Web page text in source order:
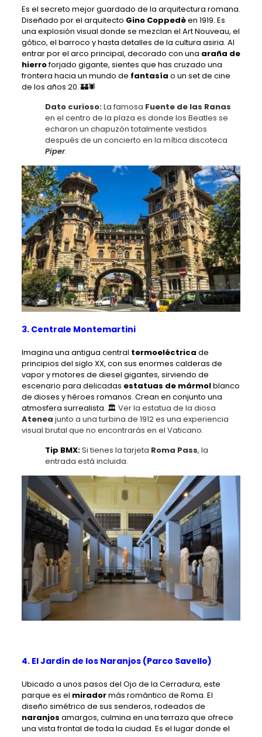
Es el secreto mejor guardado de la arquitectura romana.
Diseñado por el arquitecto Gino Coppedèen 1919. Es
una explosión visual donde se mezclan el Art Nouveau, el
gótico, el barroco y hasta detalles de la cultura asiria. Al
entrar por el arco principal, decorado con una araña de
hierroforjado gigante, sientes que has cruzado una
frontera hacia un mundo de fantasía o un set de cine
de los años 20. 🏰🕷️
Dato curioso:La famosa Fuente de las Ranas
en el centro de la plaza es donde los Beatles se
echaron un chapuzón totalmente vestidos
después de un concierto en la mítica discoteca
Piper.
3. Centrale Montemartini
Imagina una antigua central termoeléctrica de
principios del siglo XX, con sus enormes calderas de
vapor y motores de diesel gigantes, sirviendo de
escenario para delicadas estatuas de mármolblanco
de dioses y héroes romanos. Crean en conjunto una
atmosfera surrealista. 🏛️ Ver la estatua de la diosa
Atenea junto a una turbina de 1912 es una experiencia
visual brutal que no encontrarás en el Vaticano.
Tip BMX:Si tienes la tarjeta Roma Pass, la
entrada está incluida.
4. El Jardín de los Naranjos (Parco Savello)
Ubicado a unos pasos del Ojo de la Cerradura, este
parque es el miradormás romántico de Roma. El
diseño simétrico de sus senderos, rodeados de
naranjos amargos, culmina en una terraza que ofrece
una vista frontal de toda la ciudad. Es el lugar donde el